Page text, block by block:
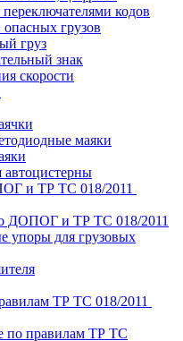
кодов
грузов
груз
знак
скорости
маяки
автоцистерны
и ТР ТС 018/2011
ДОПОГ и ТР ТС 018/2011
упоры для грузовых
ТР ТС 018/2011
по правилам ТР ТС